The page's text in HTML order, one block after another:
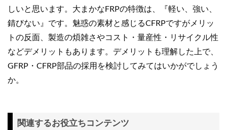
しいと思います。大まかなFRPの特徴は、『軽い、強い、
錆びない』です。魅惑の素材と感じるCFRPですがメリッ
トの反面、製造の煩雑さやコスト・量産性・リサイクル性
などデメリットもあります。デメリットも理解した上で、
GFRP・CFRP部品の採用を検討してみてはいかがでしょう
か。
関連するお役立ちコンテンツ